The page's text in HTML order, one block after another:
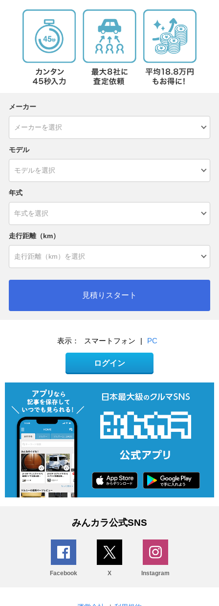
メーカー
モデル
年式
走行距離（km）
見積りスタート
表示： スマートフォン | PC
ログイン
みんカラ公式SNS
Facebook X Instagram